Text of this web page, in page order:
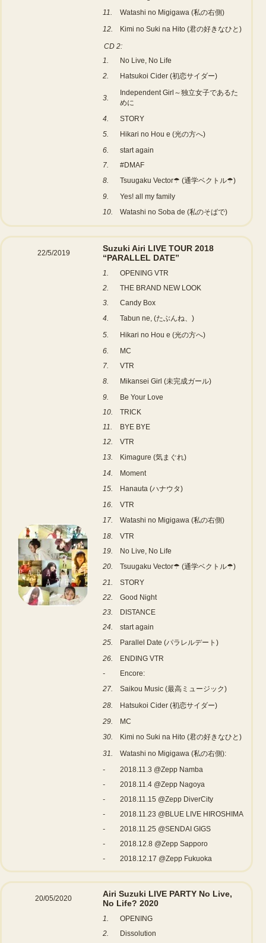
11.
Watashi no Migigawa (私の右側)
12.
Kimi no Suki na Hito (君の好きなひと)
CD 2:
1.
No Live, No Life
2.
Hatsukoi Cider (初恋サイダー)
3.
Independent Girl～独立女子であるた
めに
4.
STORY
5.
Hikari no Hou e (光の方へ)
6.
start again
7.
#DMAF
8.
Tsuugaku Vector☂ (通学ベクトル☂)
9.
Yes! all my family
10.
Watashi no Soba de (私のそばで)
22/5/2019
Suzuki Airi LIVE TOUR 2018
“PARALLEL DATE”
1.
OPENING VTR
2.
THE BRAND NEW LOOK
3.
Candy Box
4.
Tabun ne, (たぶんね、)
5.
Hikari no Hou e (光の方へ)
6.
MC
7.
VTR
8.
Mikansei Girl (未完成ガール)
9.
Be Your Love
10.
TRICK
11.
BYE BYE
12.
VTR
13.
Kimagure (気まぐれ)
14.
Moment
15.
Hanauta (ハナウタ)
16.
VTR
17.
Watashi no Migigawa (私の右側)
18.
VTR
19.
No Live, No Life
20.
Tsuugaku Vector☂ (通学ベクトル☂)
21.
STORY
22.
Good Night
23.
DISTANCE
24.
start again
25.
Parallel Date (パラレルデート)
26.
ENDING VTR
-
Encore:
27.
Saikou Music (最高ミュージック)
28.
Hatsukoi Cider (初恋サイダー)
29.
MC
30.
Kimi no Suki na Hito (君の好きなひと)
31.
Watashi no Migigawa (私の右側):
-
2018.11.3 @Zepp Namba
-
2018.11.4 @Zepp Nagoya
-
2018.11.15 @Zepp DiverCity
-
2018.11.23 @BLUE LIVE HIROSHIMA
-
2018.11.25 @SENDAI GIGS
-
2018.12.8 @Zepp Sapporo
-
2018.12.17 @Zepp Fukuoka
20/05/2020
Airi Suzuki LIVE PARTY No Live,
No Life? 2020
1.
OPENING
2.
Dissolution